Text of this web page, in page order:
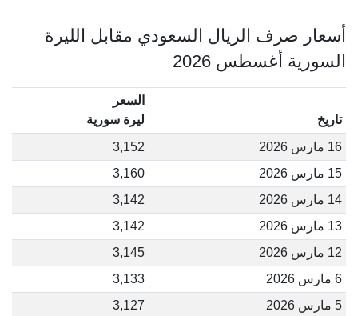
أسعار صرف الريال السعودي مقابل الليرة
السورية أغسطس 2026
تاريخ
السعر
ليرة سورية
16 مارس 2026
3,152
15 مارس 2026
3,160
14 مارس 2026
3,142
13 مارس 2026
3,142
12 مارس 2026
3,145
6 مارس 2026
3,133
5 مارس 2026
3,127